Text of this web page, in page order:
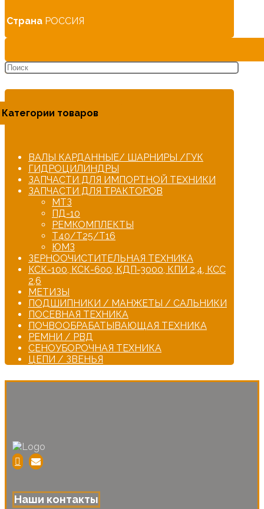
Страна РОССИЯ
Категории товаров
ВАЛЫ КАРДАННЫЕ/ ШАРНИРЫ /ГУК
ГИДРОЦИЛИНДРЫ
ЗАПЧАСТИ ДЛЯ ИМПОРТНОЙ ТЕХНИКИ
ЗАПЧАСТИ ДЛЯ ТРАКТОРОВ
МТЗ
ПД-10
РЕМКОМПЛЕКТЫ
Т40/Т25/Т16
ЮМЗ
ЗЕРНООЧИСТИТЕЛЬНАЯ ТЕХНИКА
КСК-100, КСК-600, КДП-3000, КПИ 2,4, КСС
2,6
МЕТИЗЫ
ПОДШИПНИКИ / МАНЖЕТЫ / САЛЬНИКИ
ПОСЕВНАЯ ТЕХНИКА
ПОЧВООБРАБАТЫВАЮЩАЯ ТЕХНИКА
РЕМНИ / РВД
СЕНОУБОРОЧНАЯ ТЕХНИКА
ЦЕПИ / ЗВЕНЬЯ
Наши контакты